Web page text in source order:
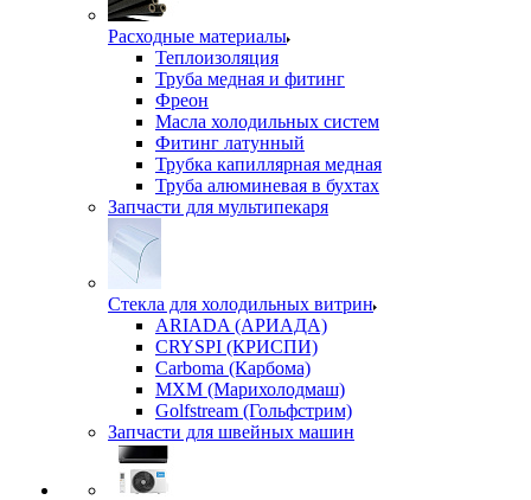
Расходные материалы
Теплоизоляция
Труба медная и фитинг
Фреон
Масла холодильных систем
Фитинг латунный
Трубка капиллярная медная
Труба алюминевая в бухтах
Запчасти для мультипекаря
Стекла для холодильных витрин
ARIADA (АРИАДА)
CRYSPI (КРИСПИ)
Carboma (Карбома)
MXM (Марихолодмаш)
Golfstream (Гольфстрим)
Запчасти для швейных машин